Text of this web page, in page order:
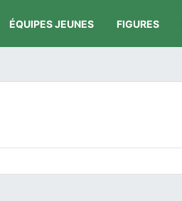
ÉQUIPES JEUNES FIGURES